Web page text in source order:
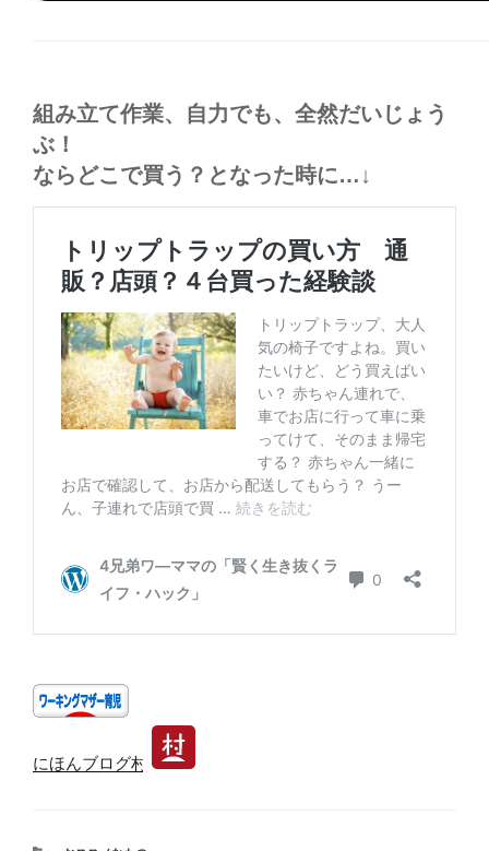
組み立て作業、自力でも、全然だいじょう
ぶ！
ならどこで買う？となった時に…↓
にほんブログ村